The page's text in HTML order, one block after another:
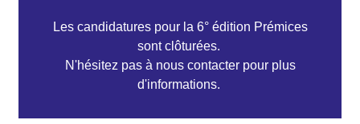
Les candidatures pour la 6° édition Prémices
sont clôturées.
N'hésitez pas à nous contacter pour plus
d'informations.